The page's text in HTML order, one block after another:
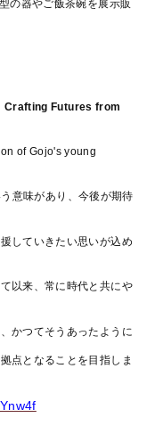
の器やご飯茶碗を展示販
Crafting Futures from
young
意味があり、 今後が期待
していきたい思いが込め
以来、 常に時代と共にや
かつてそうあったように
点となることを目指しま